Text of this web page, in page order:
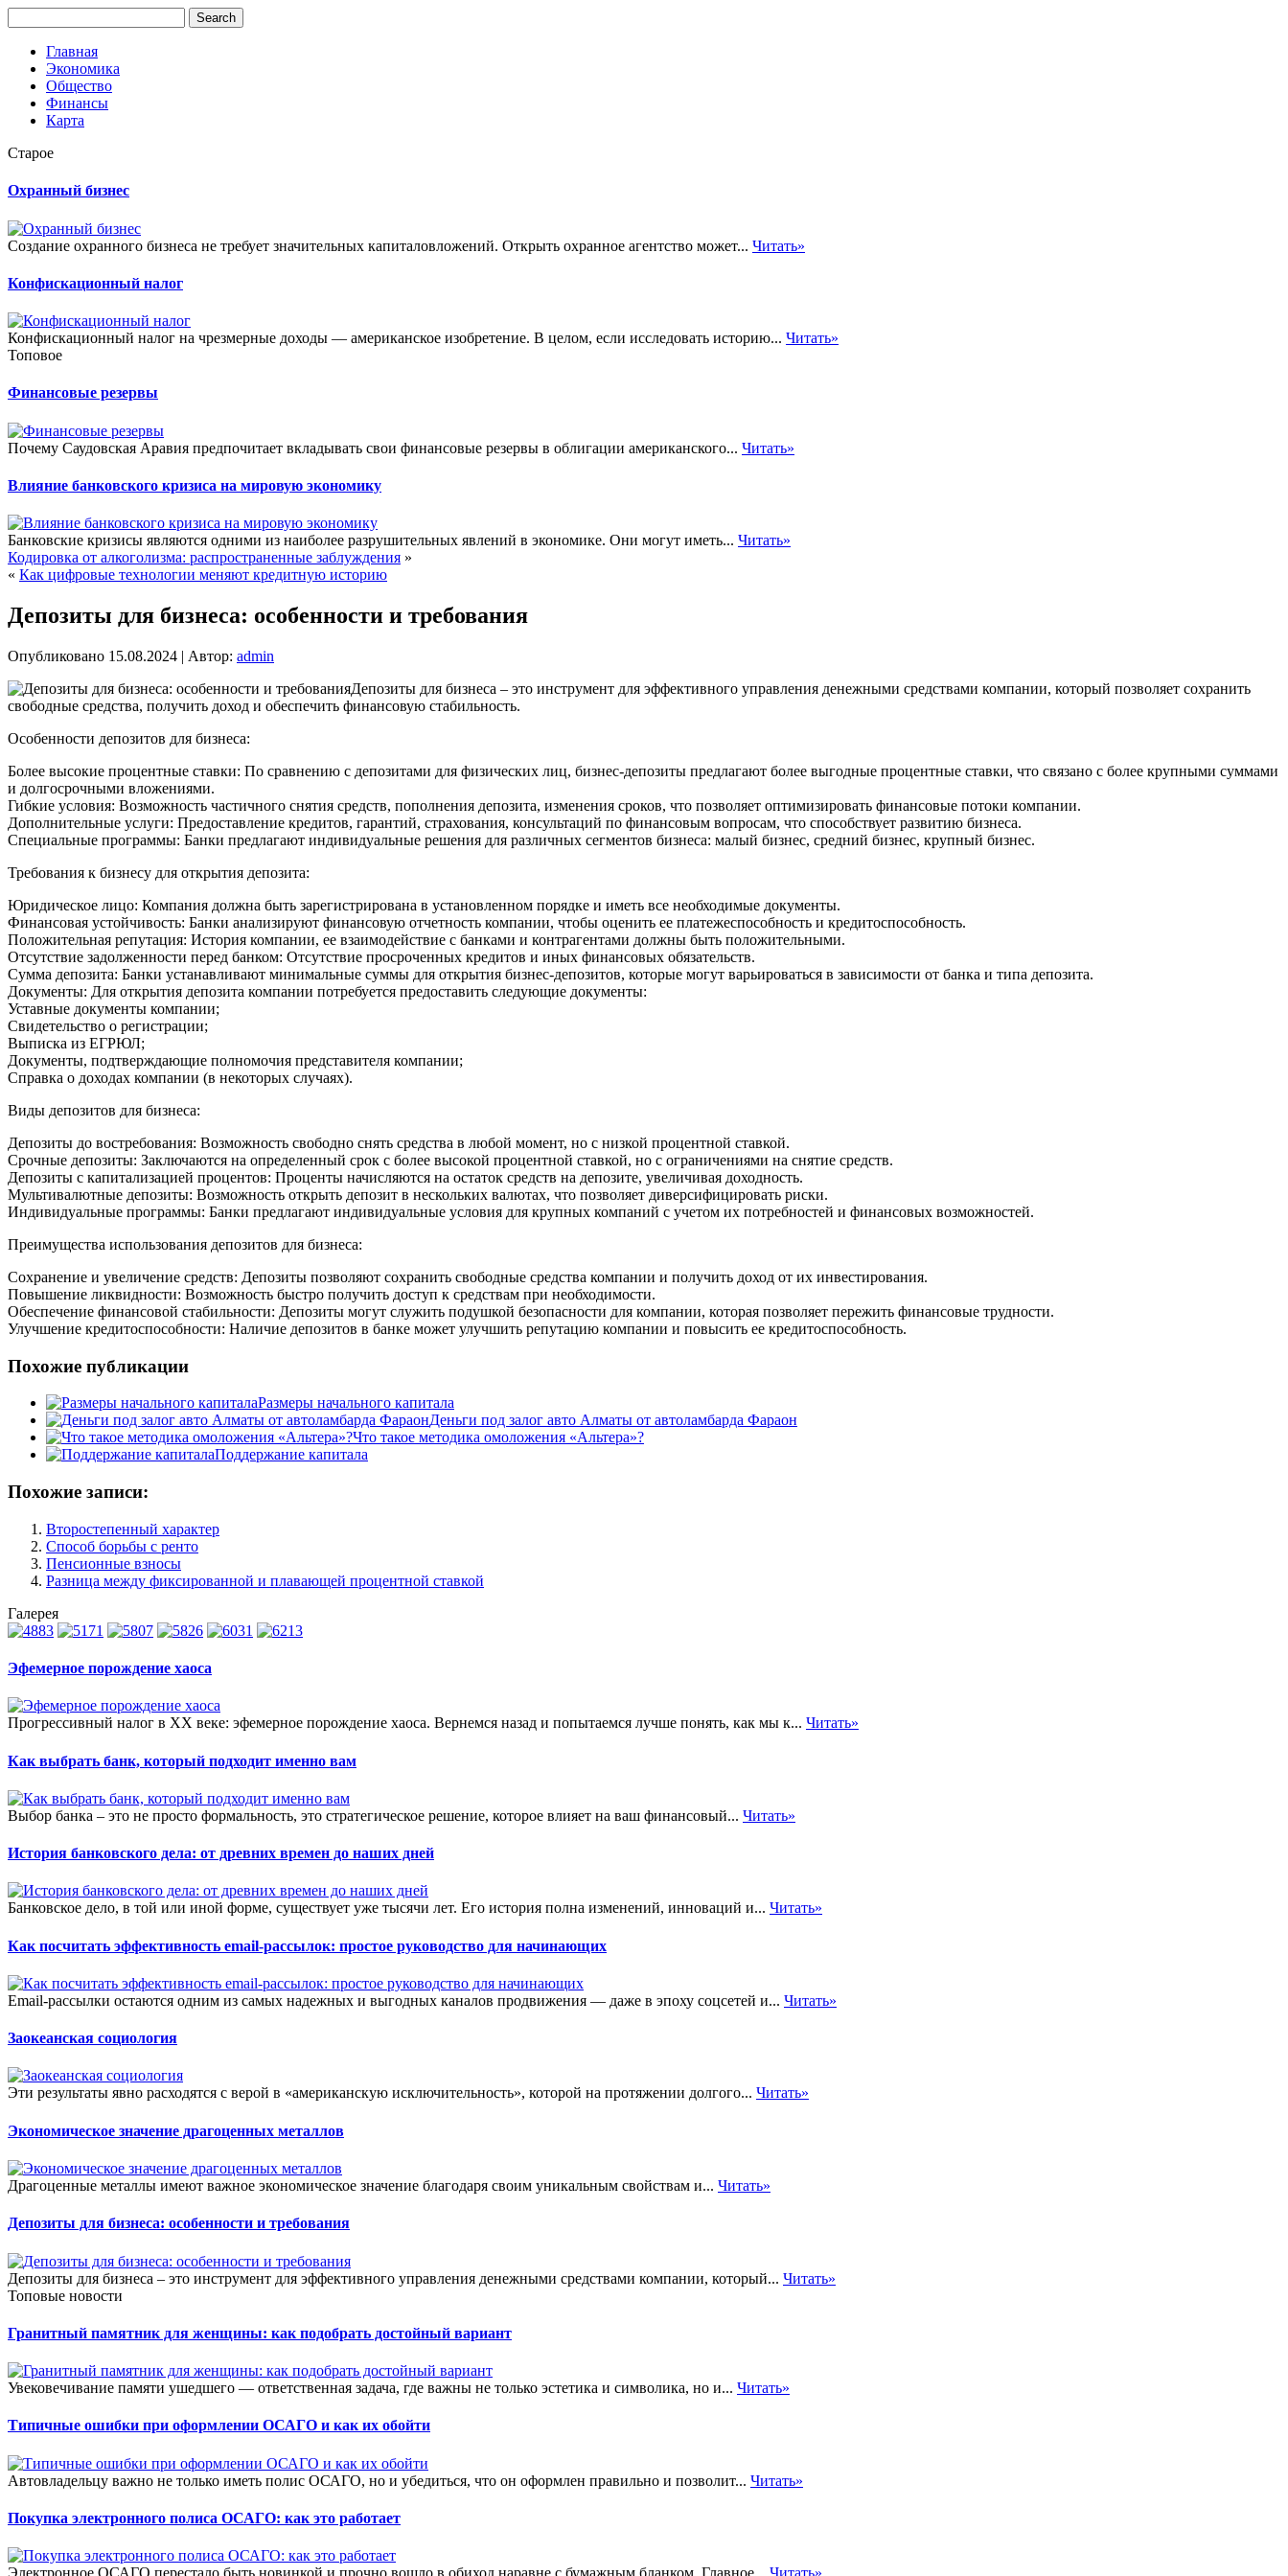
Главная
Экономика
Общество
Финансы
Карта
Старое
Охранный бизнес
Создание охранного бизнеса не требует значительных капиталовложений. Открыть охранное агентство может... Читать»
Конфискационный налог
Конфискационный налог на чрезмерные доходы — американское изобретение. В целом, если исследовать историю... Читать»
Топовое
Финансовые резервы
Почему Саудовская Аравия предпочитает вкладывать свои финансовые резервы в облигации американского... Читать»
Влияние банковского кризиса на мировую экономику
Банковские кризисы являются одними из наиболее разрушительных явлений в экономике. Они могут иметь... Читать»
Кодировка от алкоголизма: распространенные заблуждения »
« Как цифровые технологии меняют кредитную историю
Депозиты для бизнеса: особенности и требования
Опубликовано 15.08.2024 | Автор: admin
Депозиты для бизнеса – это инструмент для эффективного управления денежными средствами компании, который позволяет сохранить
свободные средства, получить доход и обеспечить финансовую стабильность.
Особенности депозитов для бизнеса:
Более высокие процентные ставки: По сравнению с депозитами для физических лиц, бизнес-депозиты предлагают более выгодные процентные ставки, что связано с более крупными суммами
и долгосрочными вложениями.
Гибкие условия: Возможность частичного снятия средств, пополнения депозита, изменения сроков, что позволяет оптимизировать финансовые потоки компании.
Дополнительные услуги: Предоставление кредитов, гарантий, страхования, консультаций по финансовым вопросам, что способствует развитию бизнеса.
Специальные программы: Банки предлагают индивидуальные решения для различных сегментов бизнеса: малый бизнес, средний бизнес, крупный бизнес.
Требования к бизнесу для открытия депозита:
Юридическое лицо: Компания должна быть зарегистрирована в установленном порядке и иметь все необходимые документы.
Финансовая устойчивость: Банки анализируют финансовую отчетность компании, чтобы оценить ее платежеспособность и кредитоспособность.
Положительная репутация: История компании, ее взаимодействие с банками и контрагентами должны быть положительными.
Отсутствие задолженности перед банком: Отсутствие просроченных кредитов и иных финансовых обязательств.
Сумма депозита: Банки устанавливают минимальные суммы для открытия бизнес-депозитов, которые могут варьироваться в зависимости от банка и типа депозита.
Документы: Для открытия депозита компании потребуется предоставить следующие документы:
Уставные документы компании;
Свидетельство о регистрации;
Выписка из ЕГРЮЛ;
Документы, подтверждающие полномочия представителя компании;
Справка о доходах компании (в некоторых случаях).
Виды депозитов для бизнеса:
Депозиты до востребования: Возможность свободно снять средства в любой момент, но с низкой процентной ставкой.
Срочные депозиты: Заключаются на определенный срок с более высокой процентной ставкой, но с ограничениями на снятие средств.
Депозиты с капитализацией процентов: Проценты начисляются на остаток средств на депозите, увеличивая доходность.
Мультивалютные депозиты: Возможность открыть депозит в нескольких валютах, что позволяет диверсифицировать риски.
Индивидуальные программы: Банки предлагают индивидуальные условия для крупных компаний с учетом их потребностей и финансовых возможностей.
Преимущества использования депозитов для бизнеса:
Сохранение и увеличение средств: Депозиты позволяют сохранить свободные средства компании и получить доход от их инвестирования.
Повышение ликвидности: Возможность быстро получить доступ к средствам при необходимости.
Обеспечение финансовой стабильности: Депозиты могут служить подушкой безопасности для компании, которая позволяет пережить финансовые трудности.
Улучшение кредитоспособности: Наличие депозитов в банке может улучшить репутацию компании и повысить ее кредитоспособность.
Похожие публикации
Размеры начального капитала
Деньги под залог авто Алматы от автоламбарда Фараон
Что такое методика омоложения «Альтера»?
Поддержание капитала
Похожие записи:
Второстепенный характер
Способ борьбы с ренто
Пенсионные взносы
Разница между фиксированной и плавающей процентной ставкой
Галерея
Эфемерное порождение хаоса
Прогрессивный налог в XX веке: эфемерное порождение хаоса. Вернемся назад и попытаемся лучше понять, как мы к... Читать»
Как выбрать банк, который подходит именно вам
Выбор банка – это не просто формальность, это стратегическое решение, которое влияет на ваш финансовый... Читать»
История банковского дела: от древних времен до наших дней
Банковское дело, в той или иной форме, существует уже тысячи лет. Его история полна изменений, инноваций и... Читать»
Как посчитать эффективность email-рассылок: простое руководство для начинающих
Email-рассылки остаются одним из самых надежных и выгодных каналов продвижения — даже в эпоху соцсетей и... Читать»
Заокеанская социология
Эти результаты явно расходятся с верой в «американскую исключительность», которой на протяжении долгого... Читать»
Экономическое значение драгоценных металлов
Драгоценные металлы имеют важное экономическое значение благодаря своим уникальным свойствам и... Читать»
Депозиты для бизнеса: особенности и требования
Депозиты для бизнеса – это инструмент для эффективного управления денежными средствами компании, который... Читать»
Топовые новости
Гранитный памятник для женщины: как подобрать достойный вариант
Увековечивание памяти ушедшего — ответственная задача, где важны не только эстетика и символика, но и... Читать»
Типичные ошибки при оформлении ОСАГО и как их обойти
Автовладельцу важно не только иметь полис ОСАГО, но и убедиться, что он оформлен правильно и позволит... Читать»
Покупка электронного полиса ОСАГО: как это работает